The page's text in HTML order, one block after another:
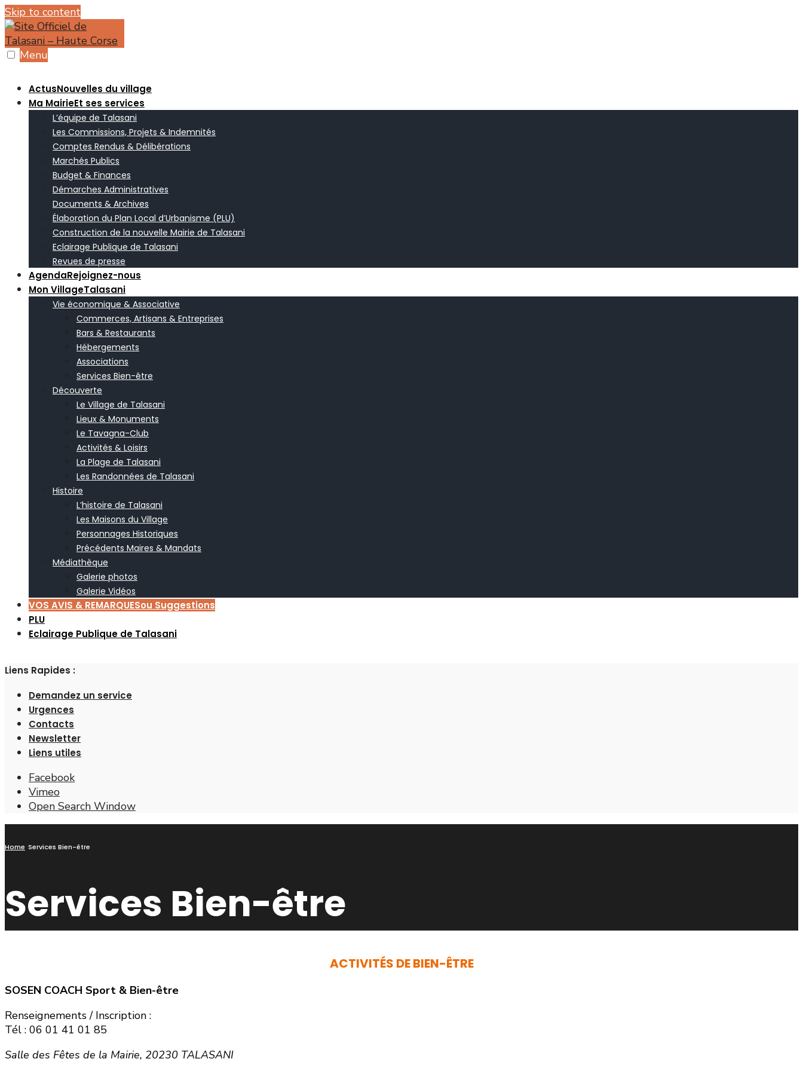
Skip to content
Menu
ActusNouvelles du village
Ma MairieEt ses services
L’équipe de Talasani
Les Commissions, Projets & Indemnités
Comptes Rendus & Délibérations
Marchés Publics
Budget & Finances
Démarches Administratives
Documents & Archives
Élaboration du Plan Local d’Urbanisme (PLU)
Construction de la nouvelle Mairie de Talasani
Eclairage Publique de Talasani
Revues de presse
AgendaRejoignez-nous
Mon VillageTalasani
Vie économique & Associative
Commerces, Artisans & Entreprises
Bars & Restaurants
Hébergements
Associations
Services Bien-être
Découverte
Le Village de Talasani
Lieux & Monuments
Le Tavagna-Club
Activités & Loisirs
La Plage de Talasani
Les Randonnées de Talasani
Histoire
L’histoire de Talasani
Les Maisons du Village
Personnages Historiques
Précédents Maires & Mandats
Médiathèque
Galerie photos
Galerie Vidéos
VOS AVIS & REMARQUESou Suggestions
PLU
Eclairage Publique de Talasani
Liens Rapides :
Demandez un service
Urgences
Contacts
Newsletter
Liens utiles
Facebook
Vimeo
Open Search Window
Home Services Bien-être
Services Bien-être
ACTIVITÉS DE BIEN-ÊTRE
SOSEN COACH Sport & Bien-être
Renseignements / Inscription :
Tél : 06 01 41 01 85
Salle des Fêtes de la Mairie, 20230 TALASANI